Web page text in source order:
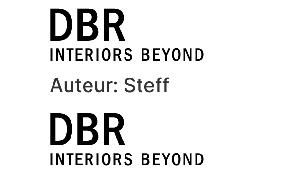
Auteur: Steff